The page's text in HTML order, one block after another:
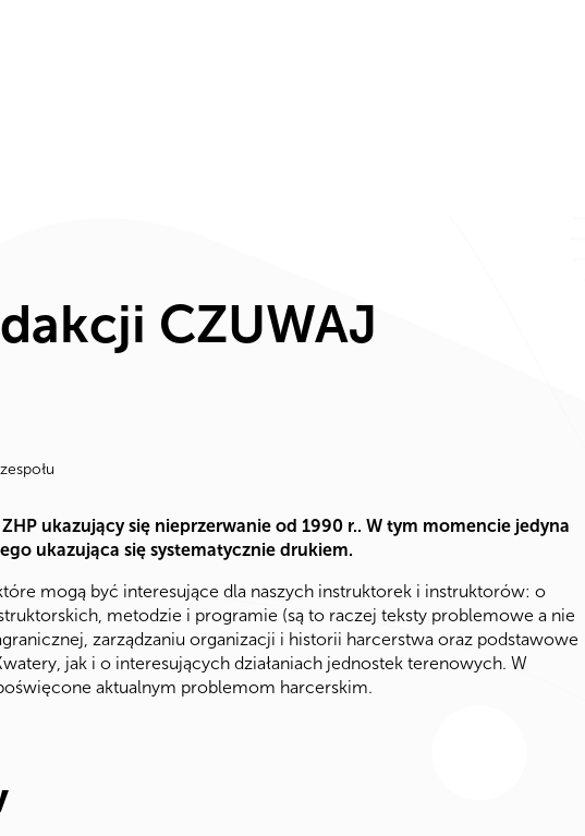
CZUWAJ
ukazujący się nieprzerwanie od 1990 r.. W tym momencie jedyna
ukazująca się systematycznie drukiem.
mogą być interesujące dla naszych instruktorek i instruktorów: o
metodzie i programie (są to raczej teksty problemowe a nie
zarządzaniu organizacji i historii harcerstwa oraz podstawowe
jak i o interesujących działaniach jednostek terenowych. W
aktualnym problemom harcerskim.